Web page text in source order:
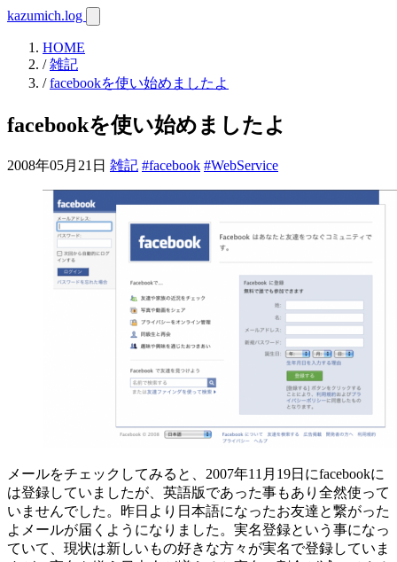
kazumich.log
HOME
/雑記
/facebookを使い始めましたよ
facebookを使い始めましたよ
2008年05月21日 雑記 #facebook #WebService
メールをチェックしてみると、2007年11月19日にfacebookに
は登録していましたが、英語版であった事もあり全然使って
いませんでした。昨日より日本語になったお友達と繋がった
よメールが届くようになりました。実名登録という事になっ
ていて、現状は新しいもの好きな方々が実名で登録していま